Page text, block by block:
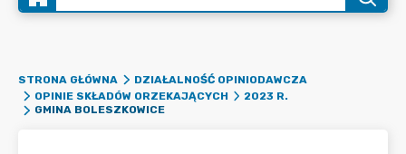
STRONA GŁÓWNA
DZIAŁALNOŚĆ OPINIODAWCZA
OPINIE SKŁADÓW ORZEKAJĄCYCH
2023 R.
GMINA BOLESZKOWICE